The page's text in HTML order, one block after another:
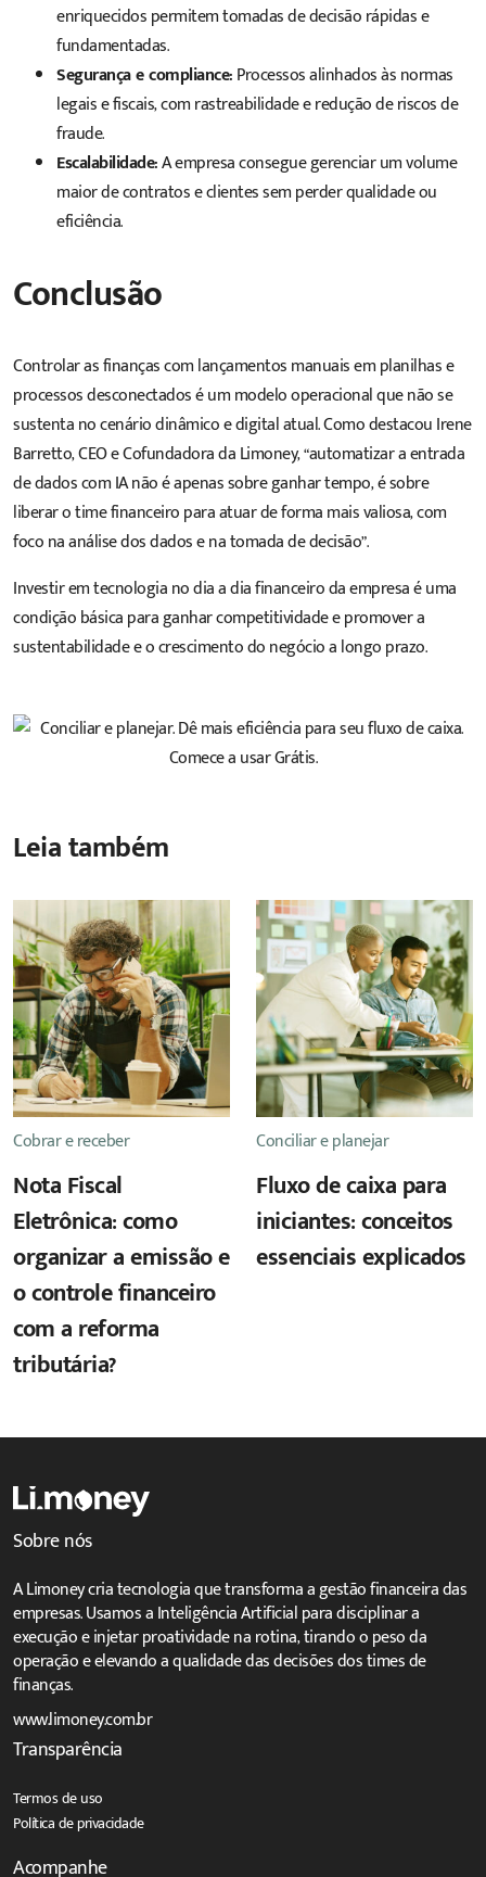
enriquecidos permitem tomadas de decisão rápidas e
fundamentadas.
Segurança e compliance:Processos alinhados às normas
legais e fiscais, com rastreabilidade e redução de riscos de
fraude.
Escalabilidade:A empresa consegue gerenciar um volume
maior de contratos e clientes sem perder qualidade ou
eficiência.
Conclusão
Controlar as finanças com lançamentos manuais em planilhas e
processos desconectados é um modelo operacional que não se
sustenta no cenário dinâmico e digital atual. Como destacou Irene
Barretto, CEO e Cofundadora da Limoney, “automatizar a entrada
de dados com IA não é apenas sobre ganhar tempo, é sobre
liberar o time financeiro para atuar de forma mais valiosa, com
foco na análise dos dados e na tomada de decisão”.
Investir em tecnologia no dia a dia financeiro da empresa é uma
condição básica para ganhar competitividade e promover a
sustentabilidade e o crescimento do negócio a longo prazo.
Leia também
Cobrar e receber
Nota Fiscal
Eletrônica: como
organizar a emissão e
o controle financeiro
com a reforma
tributária?
Conciliar e planejar
Fluxo de caixa para
iniciantes: conceitos
essenciais explicados
Sobre nós
A Limoney cria tecnologia que transforma a gestão financeira das
empresas. Usamos a Inteligência Artificial para disciplinar a
execução e injetar proatividade na rotina, tirando o peso da
operação e elevando a qualidade das decisões dos times de
finanças.
www.limoney.com.br
Transparência
Termos de uso
Política de privacidade
Acompanhe